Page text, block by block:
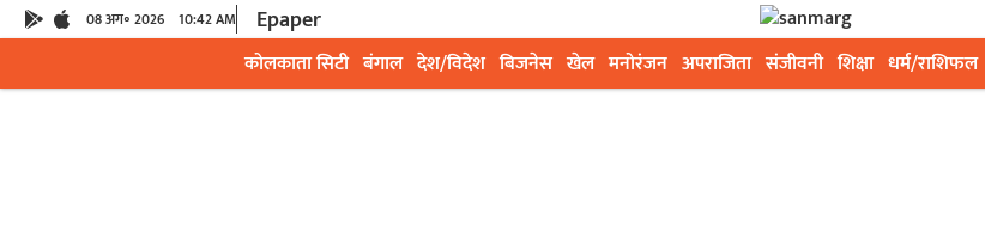
08 अग॰ 2026 10:42 AM Epaper
कोलकाता सिटी बंगाल देश/विदेश बिजनेस खेल मनोरंजन अपराजिता संजीवनी शिक्षा धर्म/राशिफल